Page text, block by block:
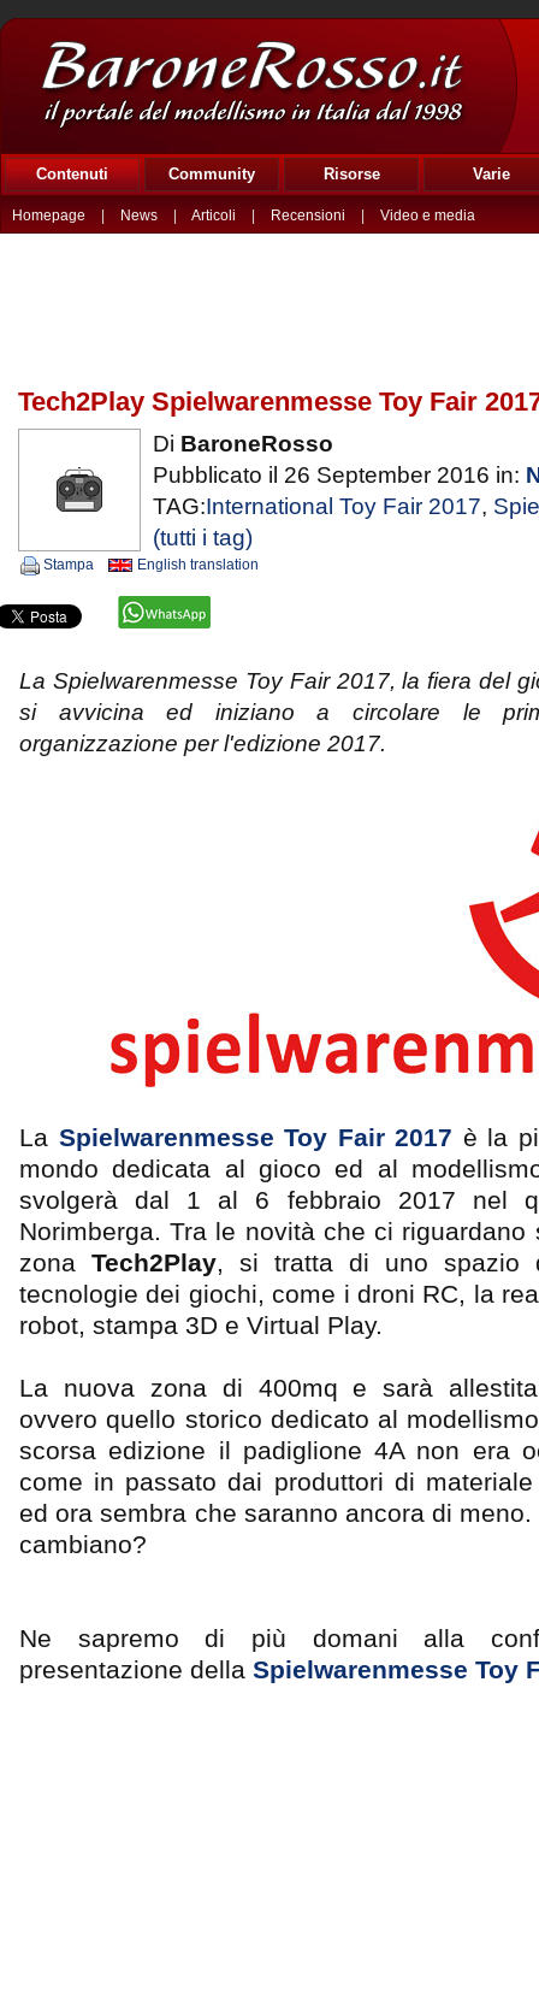
Contenuti Community Risorse Varie
Homepage News Articoli Recensioni Video e media
Tech2Play Spielwarenmesse Toy Fair
Di BaroneRosso
Pubblicato il 26 September 2016 in:
TAG:International Toy Fair 2017,
(tutti i tag)
Stampa English translation
La Spielwarenmesse Toy Fair 2017, la fiera del
si avvicina ed iniziano a circolare le
organizzazione per l'edizione 2017.
La Spielwarenmesse Toy Fair 2017 è la
mondo dedicata al gioco ed al
svolgerà dal 1 al 6 febbraio 2017 nel
Norimberga. Tra le novità che ci riguardano
zona Tech2Play, si tratta di uno spazio
tecnologie dei giochi, come i droni RC, la
robot, stampa 3D e Virtual Play.
La nuova zona di 400mq e sarà
ovvero quello storico dedicato al
scorsa edizione il padiglione 4A non era
come in passato dai produttori di
ed ora sembra che saranno ancora di
cambiano?
Ne sapremo di più domani alla
presentazione della Spielwarenmesse Toy